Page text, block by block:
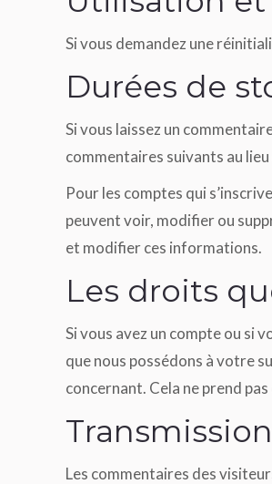
Si vous demandez une
Durées de
Si vous laissez un
commentaires suivants au
Pour les comptes qui
peuvent voir, modifier ou
et modifier ces informations.
Les droits
Si vous avez un compte ou si
que nous possédons à votre
concernant. Cela ne prend
Les commentaires des